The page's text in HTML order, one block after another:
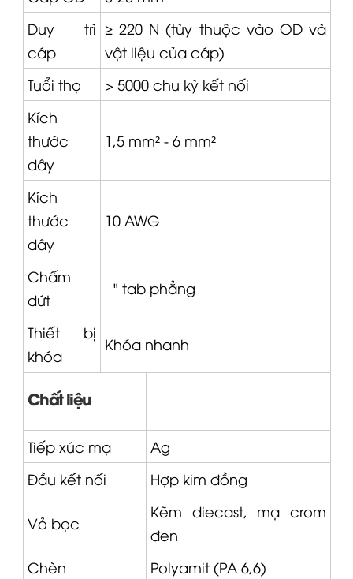
Duy trì
cáp
≥ 220 N (tùy thuộc vào OD và
vật liệu của cáp)
Tuổi thọ
> 5000 chu kỳ kết nối
Kích
thước
dây
1,5 mm² - 6 mm²
Kích
thước
dây
10 AWG
Chấm
dứt
¼" tab phẳng
Thiết bị
khóa
Khóa nhanh
Chất liệu
Tiếp xúc mạ
Ag
Đầu kết nối
Hợp kim đồng
Vỏ bọc
Kẽm diecast, mạ crom
đen
Chèn
Polyamit (PA 6,6)